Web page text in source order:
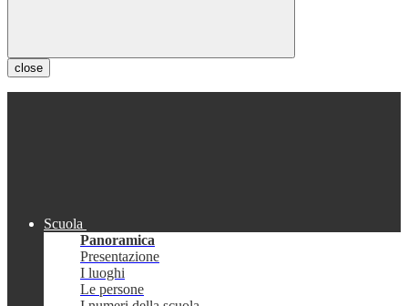
close
Scuola
Panoramica
Presentazione
I luoghi
Le persone